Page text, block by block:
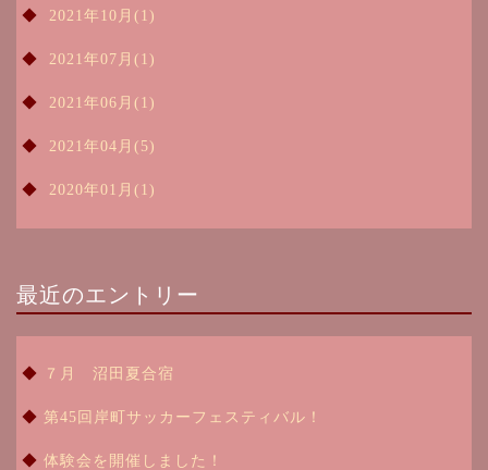
2021年10月(1)
2021年07月(1)
2021年06月(1)
2021年04月(5)
2020年01月(1)
最近のエントリー
７月 沼田夏合宿
第45回岸町サッカーフェスティバル！
体験会を開催しました！